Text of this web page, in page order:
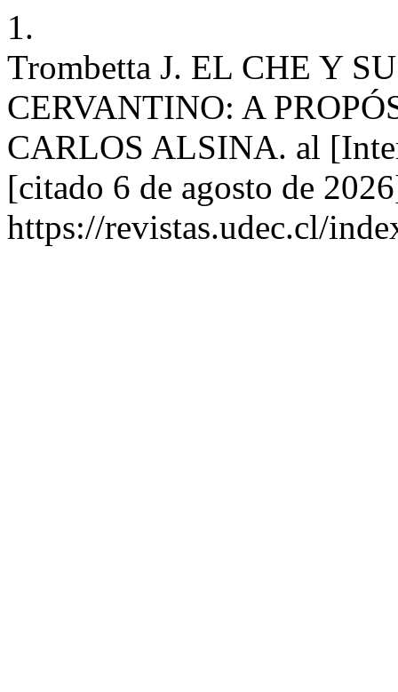
1.
Trombetta J. EL CHE Y
CERVANTINO: A
CARLOS ALSINA. al
[citado 6 de agosto de
https://revistas.udec.cl/